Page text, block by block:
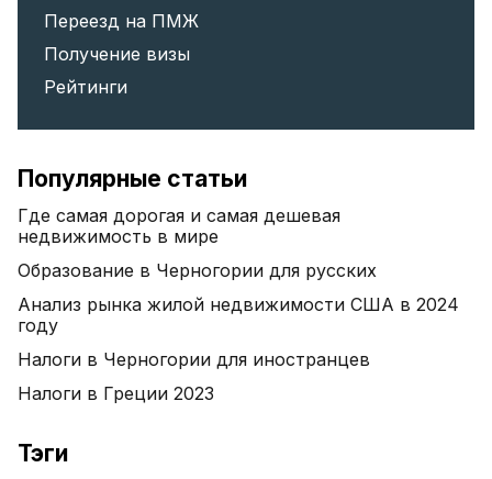
Переезд на ПМЖ
Получение визы
Рейтинги
Популярные статьи
Где самая дорогая и самая дешевая
недвижимость в мире
Образование в Черногории для русских
Анализ рынка жилой недвижимости США в 2024
году
Налоги в Черногории для иностранцев
Налоги в Греции 2023
Тэги